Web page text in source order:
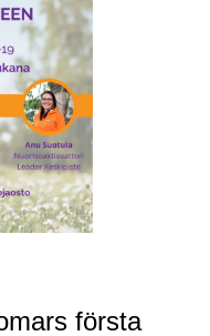
första